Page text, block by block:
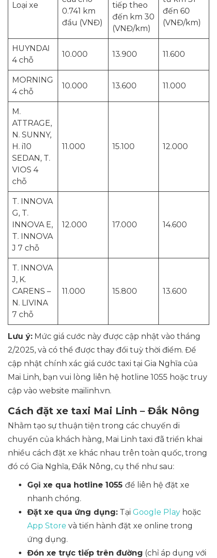
Loại xe
0.741 km
đầu (VNĐ)
tiếp theo
đến km 30
(VNĐ/km)
đến 60
(VNĐ/km)
HUYNDAI
4 chỗ
10.000 13.900 11.600
MORNING
4 chỗ
10.000 13.600 11.000
M.
ATTRAGE,
N. SUNNY,
H. i10
SEDAN, T.
VIOS 4
chỗ
11.000 15.100 12.000
T. INNOVA
G, T.
INNOVA E,
T. INNOVA
J 7 chỗ
12.000 17.000 14.600
T. INNOVA
J, K.
CARENS –
N. LIVINA
7 chỗ
11.000 15.800 13.600
Lưu ý: Mức giá cước này được cập nhật vào tháng
2/2025, và có thể được thay đổi tuỳ thời điểm. Để
cập nhật chính xác giá cước taxi tại Gia Nghĩa của
Mai Linh, bạn vui lòng liên hệ hotline 1055 hoặc truy
cập vào website mailinh.vn.
Cách đặt xe taxi Mai Linh – Đắk Nông
Nhằm tạo sự thuận tiện trong các chuyến di
chuyển của khách hàng, Mai Linh taxi đã triển khai
nhiều cách đặt xe khác nhau trên toàn quốc, trong
đó có Gia Nghĩa, Đắk Nông, cụ thể như sau:
Gọi xe qua hotline 1055 để liên hệ đặt xe
nhanh chóng.
Đặt xe qua ứng dụng: Tại Google Play hoặc
App Store và tiến hành đặt xe online trong
ứng dụng.
Đón xe trực tiếp trên đường (chỉ áp dụng với